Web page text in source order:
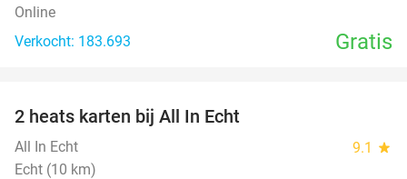
Online
Verkocht: 183.693
Gratis
2 heats karten bij All In Echt
All In Echt 9.1 star
Echt (10 km)